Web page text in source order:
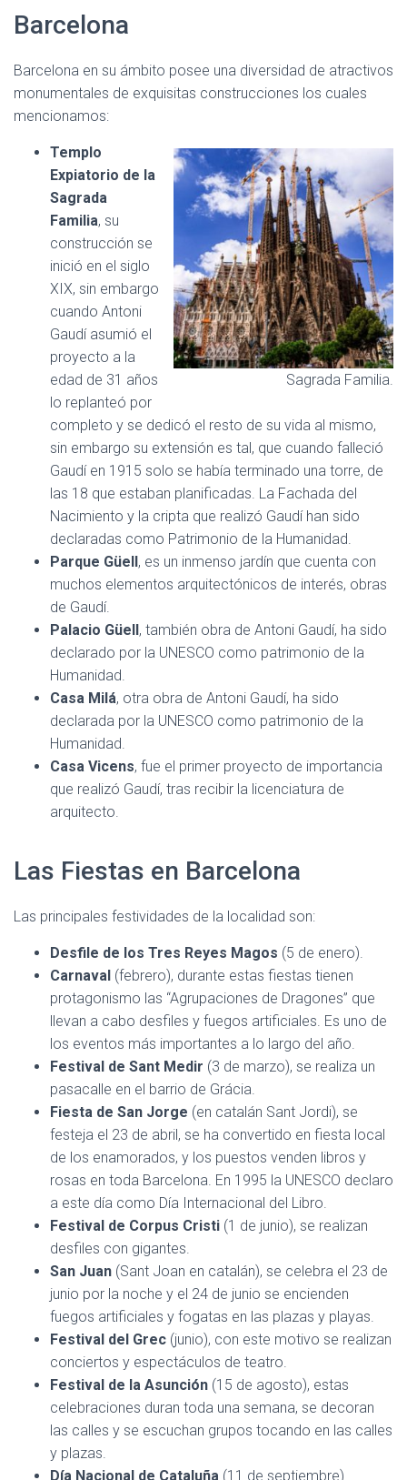
Barcelona
Barcelona en su ámbito posee una diversidad de atractivos
monumentales de exquisitas construcciones los cuales
mencionamos:
Sagrada Familia.
Templo
Expiatorio de la
Sagrada
Familia, su
construcción se
inició en el siglo
XIX, sin embargo
cuando Antoni
Gaudí asumió el
proyecto a la
edad de 31 años
lo replanteó por
completo y se dedicó el resto de su vida al mismo,
sin embargo su extensión es tal, que cuando falleció
Gaudí en 1915 solo se había terminado una torre, de
las 18 que estaban planificadas. La Fachada del
Nacimiento y la cripta que realizó Gaudí han sido
declaradas como Patrimonio de la Humanidad.
Parque Güell, es un inmenso jardín que cuenta con
muchos elementos arquitectónicos de interés, obras
de Gaudí.
Palacio Güell, también obra de Antoni Gaudí, ha sido
declarado por la UNESCO como patrimonio de la
Humanidad.
Casa Milá, otra obra de Antoni Gaudí, ha sido
declarada por la UNESCO como patrimonio de la
Humanidad.
Casa Vicens, fue el primer proyecto de importancia
que realizó Gaudí, tras recibir la licenciatura de
arquitecto.
Las Fiestas en Barcelona
Las principales festividades de la localidad son:
Desfile de los Tres Reyes Magos (5 de enero).
Carnaval (febrero), durante estas fiestas tienen
protagonismo las “Agrupaciones de Dragones” que
llevan a cabo desfiles y fuegos artificiales. Es uno de
los eventos más importantes a lo largo del año.
Festival de Sant Medir (3 de marzo), se realiza un
pasacalle en el barrio de Grácia.
Fiesta de San Jorge (en catalán Sant Jordi), se
festeja el 23 de abril, se ha convertido en fiesta local
de los enamorados, y los puestos venden libros y
rosas en toda Barcelona. En 1995 la UNESCO declaro
a este día como Día Internacional del Libro.
Festival de Corpus Cristi (1 de junio), se realizan
desfiles con gigantes.
San Juan (Sant Joan en catalán), se celebra el 23 de
junio por la noche y el 24 de junio se encienden
fuegos artificiales y fogatas en las plazas y playas.
Festival del Grec (junio), con este motivo se realizan
conciertos y espectáculos de teatro.
Festival de la Asunción (15 de agosto), estas
celebraciones duran toda una semana, se decoran
las calles y se escuchan grupos tocando en las calles
y plazas.
Día Nacional de Cataluña (11 de septiembre).